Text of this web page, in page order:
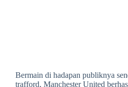
Bermain di hadapan publiknya
trafford, Manchester United